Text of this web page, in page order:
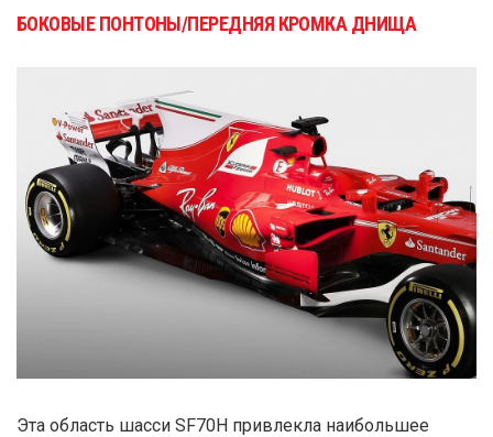
БОКОВЫЕ ПОНТОНЫ/ПЕРЕДНЯЯ КРОМКА ДНИЩА
Эта область шасси SF70H привлекла наибольшее